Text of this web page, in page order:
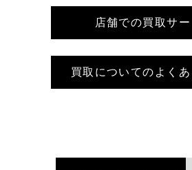
店舗での買取サー
買取についてのよくあ